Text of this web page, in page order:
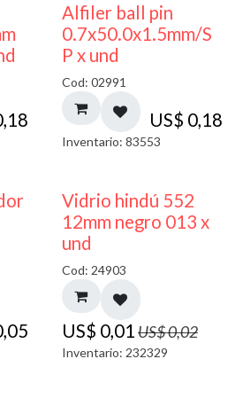
Alfiler ball pin
0.7x50.0x1.5mm/S
P x und
Cod: 02991
US$ 0,18
Inventario: 83553
40% DESCUENTO
Vidrio hindú 552
12mm negro 013 x
und
Cod: 24903
US$ 0,01US$0,02
Inventario: 232329